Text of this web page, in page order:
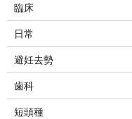
臨床
日常
避妊去勢
歯科
短頭種